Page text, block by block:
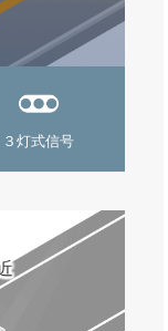
３灯式信号